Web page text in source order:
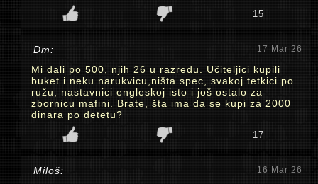
15
Dm: 17 Mar 26
Mi dali po 500, njih 26 u razredu. Učiteljici kupili
buket i neku narukvicu,ništa spec, svakoj tetkici po
ružu, nastavnici engleskoj isto i još ostalo za
zbornicu mafini. Brate, šta ima da se kupi za 2000
dinara po detetu?
17
Miloš: 16 Mar 26